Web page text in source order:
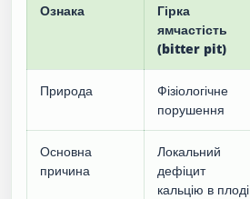
Ознака
Гірка
ямчастість
(bitter pit)
Природа
Фізіологічне
порушення
Основна
причина
Локальний
дефіцит
кальцію в плоді